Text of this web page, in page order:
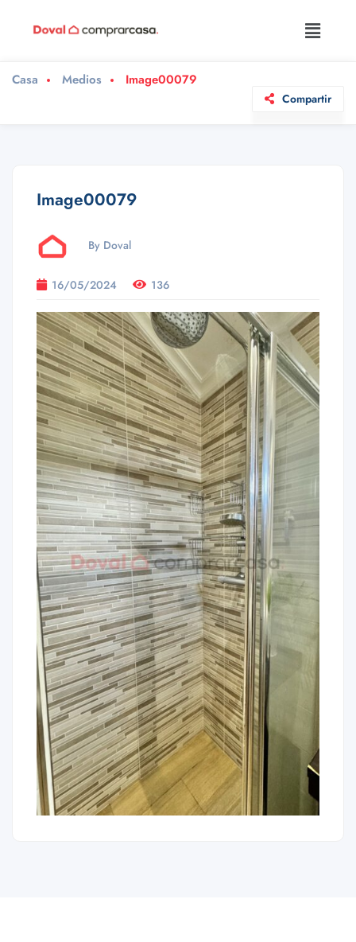
Casa Medios Image00079
Compartir
Image00079
By Doval
16/05/2024 136